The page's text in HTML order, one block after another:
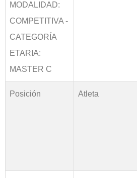
MODALIDAD:
COMPETITIVA -
CATEGORÍA
ETARIA:
MASTER C
Posición Atleta